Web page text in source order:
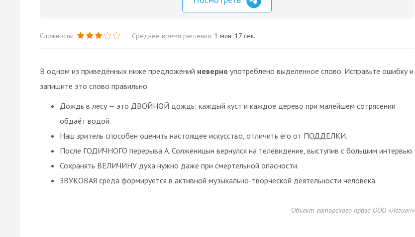
Сложность: Среднее время решения: 1 мин. 17 сек.
В одном из приведённых ниже предложений неверно употреблено выделенное слово. Исправьте ошибку и
запишите это слово правильно.
Дождь в лесу — это ДВОЙНОЙ дождь: каждый куст и каждое дерево при малейшем сотрясении
обдаёт водой.
Наш зритель способен оценить настоящее искусство, отличить его от ПОДДЕЛКИ.
После ГОДИЧНОГО перерыва А. Солженицын вернулся на телевидение, выступив с большим интервью.
Сохранять ВЕЛИЧИНУ духа нужно даже при смертельной опасности.
ЗВУКОВАЯ среда формируется в активной музыкально-творческой деятельности человека.
Объект авторского права ООО «Легион»